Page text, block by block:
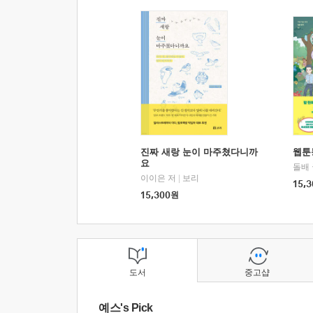
진짜 새랑 눈이 마주쳤다니까
요
이이은 저
보리
15,300원
웹
돌배
도서
예스's Pick
중고샵